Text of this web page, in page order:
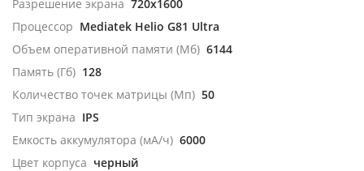
Разрешение экрана 720x1600
Процессор Mediatek Helio G81 Ultra
Объем оперативной памяти (Мб) 6144
Память (Гб) 128
Количество точек матрицы (Мп) 50
Тип экрана IPS
Емкость аккумулятора (мА/ч) 6000
Цвет корпуса черный